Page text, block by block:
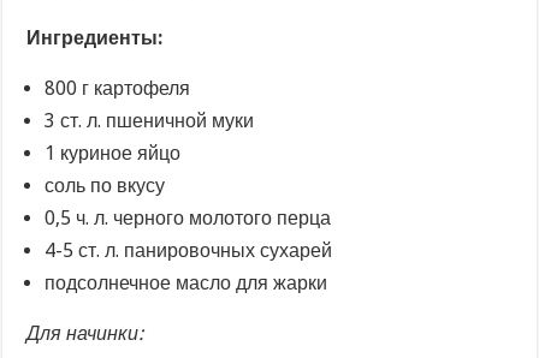
Ингредиенты:
800 г картофеля
3 ст. л. пшеничной муки
1 куриное яйцо
соль по вкусу
0,5 ч. л. черного молотого перца
4-5 ст. л. панировочных сухарей
подсолнечное масло для жарки
Для начинки: